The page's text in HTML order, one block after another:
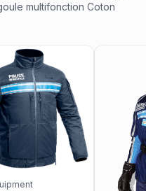
multifonction Coton